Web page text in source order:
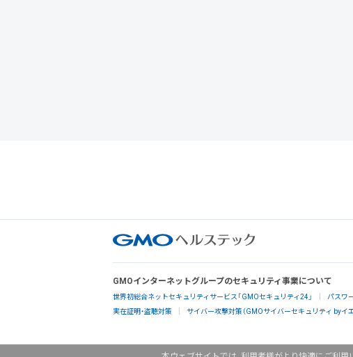
GMOインターネットグループのセキュリティ事業について
世界初総合ネットセキュリティサービス「GMOセキュリティ24」 パスワ
実在証明・盗聴対策 サイバー攻撃対策（GMOサイバーセキュリティ byイエ